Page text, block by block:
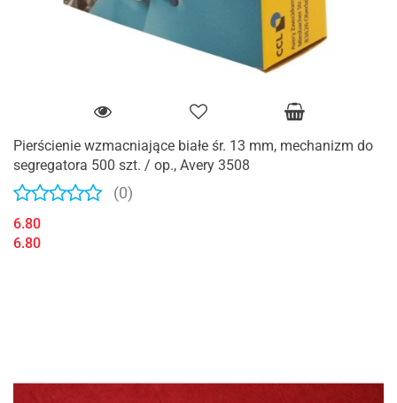
Pierścienie wzmacniające białe śr. 13 mm, mechanizm do
segregatora 500 szt. / op., Avery 3508
(0)
6.80
6.80